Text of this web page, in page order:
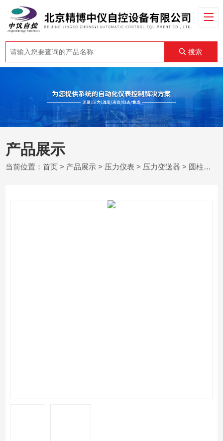
搜索
产品展示
当前位置：首页 > 产品展示 > 压力仪表 > 压力变送器 > 圆柱式压力变送器价格